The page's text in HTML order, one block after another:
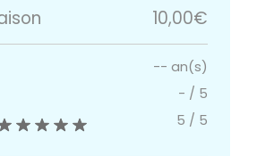
10,00€
-- an(s)
- / 5
5 / 5